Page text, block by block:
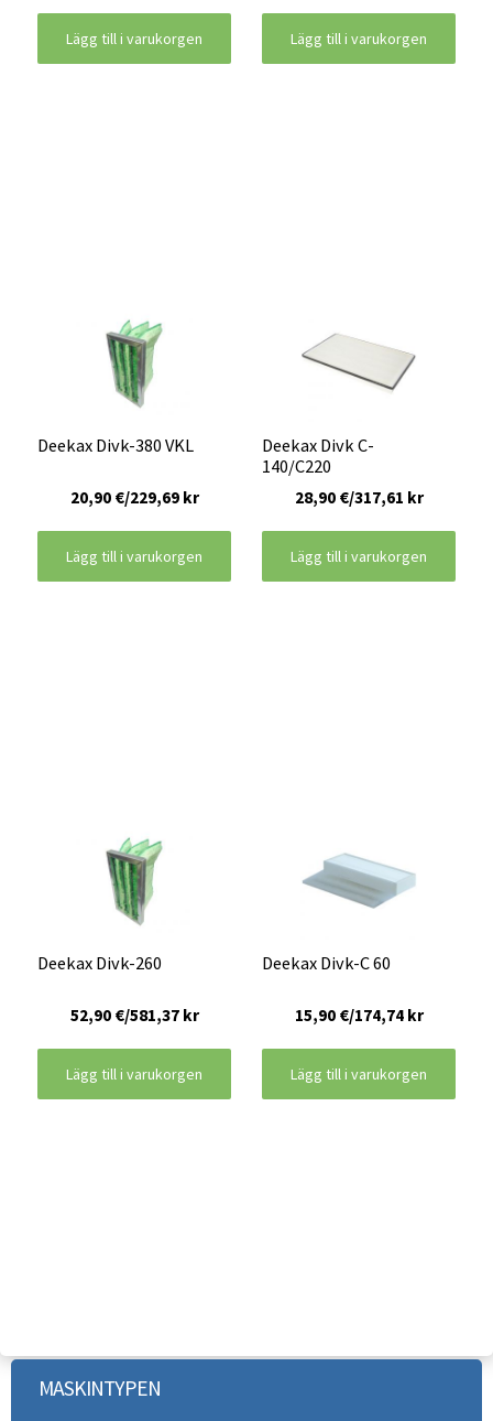
Lägg till i varukorgen Lägg till i varukorgen
Deekax Divk-380 VKL
20,90 €/229,69 kr
Lägg till i varukorgen
Deekax Divk C-
140/C220
28,90 €/317,61 kr
Lägg till i varukorgen
Deekax Divk-260
52,90 €/581,37 kr
Lägg till i varukorgen
Deekax Divk-C 60
15,90 €/174,74 kr
Lägg till i varukorgen
MASKINTYPEN